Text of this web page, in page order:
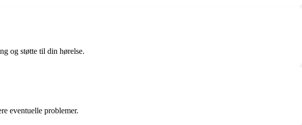
og støtte til din hørelse.
eventuelle problemer.